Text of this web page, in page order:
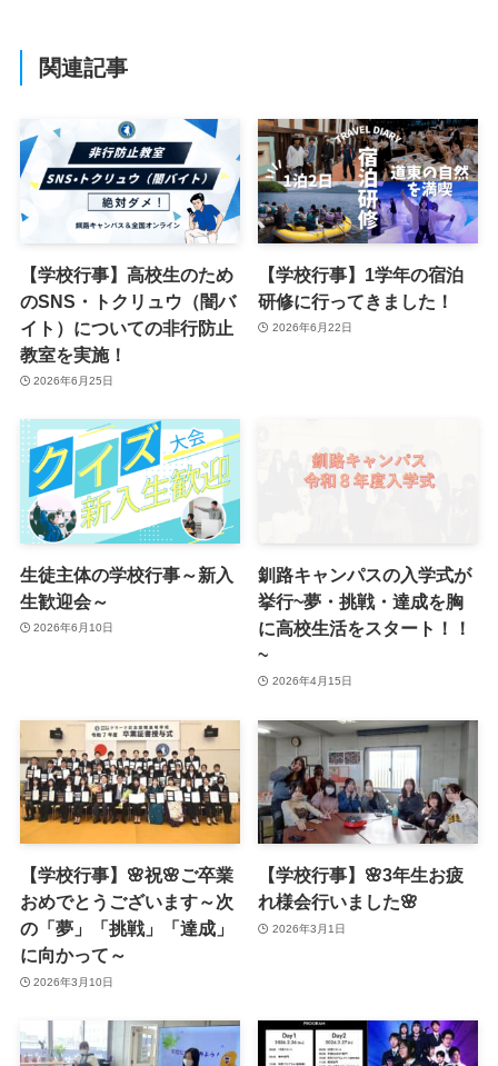
関連記事
【学校行事】高校生のため
のSNS・トクリュウ（闇バ
イト）についての非行防止
教室を実施！
2026年6月25日
【学校行事】1学年の宿泊
研修に行ってきました！
2026年6月22日
生徒主体の学校行事～新入
生歓迎会～
2026年6月10日
釧路キャンパスの入学式が
挙行~夢・挑戦・達成を胸
に高校生活をスタート！！
~
2026年4月15日
【学校行事】🌸祝🌸ご卒業
おめでとうございます～次
の「夢」「挑戦」「達成」
に向かって～
2026年3月10日
【学校行事】🌸3年生お疲
れ様会行いました🌸
2026年3月1日